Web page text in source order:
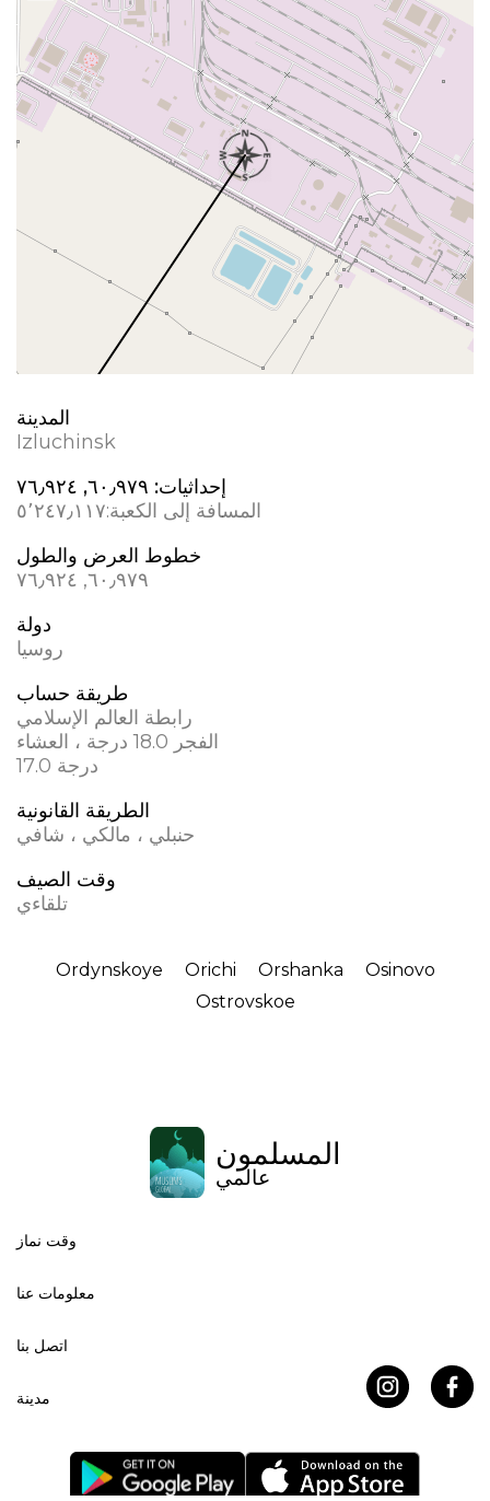
المدينة
Izluchinsk
إحداثيات: ٦٠٫٩٧٩, ٧٦٫٩٢٤
المسافة إلى الكعبة:٥٬٢٤٧٫١١٧
خطوط العرض والطول
٦٠٫٩٧٩, ٧٦٫٩٢٤
دولة
روسيا
طريقة حساب
رابطة العالم الإسلامي
الفجر 18.0 درجة ، العشاء
17.0 درجة
الطريقة القانونية
حنبلي ، مالكي ، شافي
وقت الصيف
تلقاءي
Ordynskoye Orichi Orshanka
Osinovo
Ostrovskoe
المسلمون
عالمي
وقت نماز
معلومات عنا
اتصل بنا
مدينة